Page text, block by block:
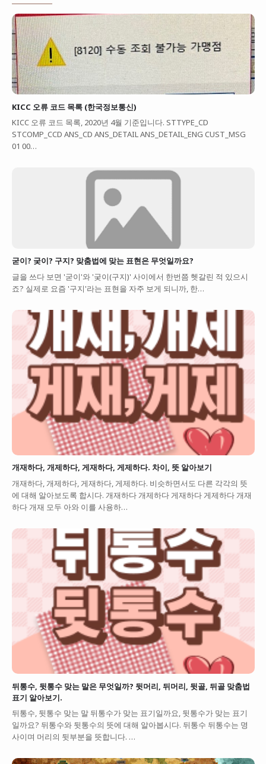
KICC 오류 코드 목록 (한국정보통신)
KICC 오류 코드 목록, 2020년 4월 기준입니다. STTYPE_CD
STCOMP_CCD ANS_CD ANS_DETAIL ANS_DETAIL_ENG CUST_MSG
01 00…
굳이? 궂이? 구지? 맞춤법에 맞는 표현은 무엇일까요?
글을 쓰다 보면 '굳이'와 '궂이(구지)' 사이에서 한번쯤 헷갈린 적 있으시
죠? 실제로 요즘 '구지'라는 표현을 자주 보게 되니까, 한…
개재하다, 개제하다, 게재하다, 게제하다. 차이, 뜻 알아보기
개재하다, 개제하다, 게재하다, 게제하다. 비슷하면서도 다른 각각의 뜻
에 대해 알아보도록 합시다. 개재하다 개제하다 게재하다 게제하다 개재
하다 개재 모두 아와 이를 사용하…
뒤통수, 뒷통수 맞는 말은 무엇일까? 뒷머리, 뒤머리, 뒷골, 뒤골 맞춤법
표기 알아보기.
뒤통수, 뒷통수 맞는 말 뒤통수가 맞는 표기일까요, 뒷통수가 맞는 표기
일까요? 뒤통수와 뒷통수의 뜻에 대해 알아봅시다. 뒤통수 뒤통수는 명
사이며 머리의 뒷부분을 뜻합니다. …